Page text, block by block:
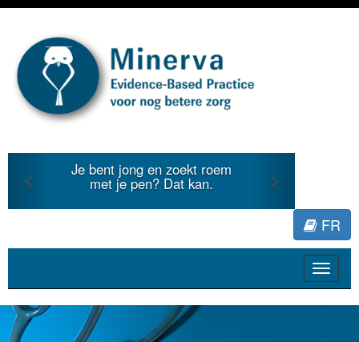
Je bent jong en zoekt roem
met je pen? Dat kan.
Previous
FR
Toggle